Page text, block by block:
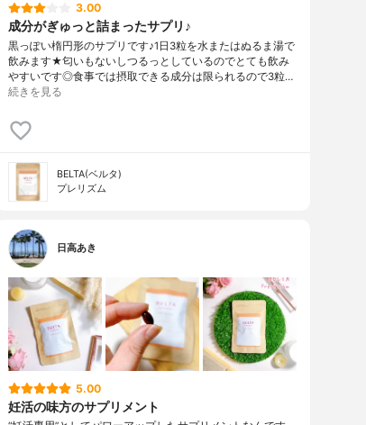
3.00
成分がぎゅっと詰まったサプリ♪
黒っぽい楕円形のサプリです♪1日3粒を水またはぬるま湯で
飲みます★匂いもないしつるっとしているのでとても飲み
やすいです◎食事では摂取できる成分は限られるので3粒…
続きを見る
BELTA(ベルタ)
プレリズム
日高あき
5.00
妊活の味方のサプリメント